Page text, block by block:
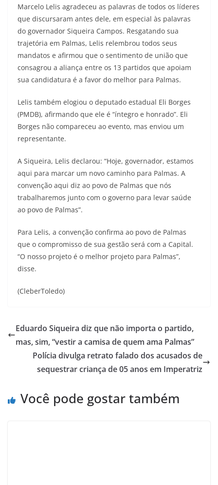
Marcelo Lelis agradeceu as palavras de todos os líderes
que discursaram antes dele, em especial às palavras
do governador Siqueira Campos. Resgatando sua
trajetória em Palmas, Lelis relembrou todos seus
mandatos e afirmou que o sentimento de união que
consagrou a aliança entre os 13 partidos que apoiam
sua candidatura é a favor do melhor para Palmas.
Lelis também elogiou o deputado estadual Eli Borges
(PMDB), afirmando que ele é “íntegro e honrado”. Eli
Borges não compareceu ao evento, mas enviou um
representante.
A Siqueira, Lelis declarou: “Hoje, governador, estamos
aqui para marcar um novo caminho para Palmas. A
convenção aqui diz ao povo de Palmas que nós
trabalharemos junto com o governo para levar saúde
ao povo de Palmas”.
Para Lelis, a convenção confirma ao povo de Palmas
que o compromisso de sua gestão será com a Capital.
“O nosso projeto é o melhor projeto para Palmas”,
disse.
(CleberToledo)
Eduardo Siqueira diz que não importa o partido,
mas, sim, “vestir a camisa de quem ama Palmas”
Polícia divulga retrato falado dos acusados de
sequestrar criança de 05 anos em Imperatriz
Você pode gostar também